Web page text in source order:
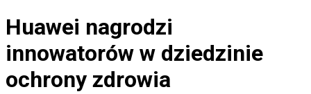
Huawei nagrodzi
innowatorów w dziedzinie
ochrony zdrowia